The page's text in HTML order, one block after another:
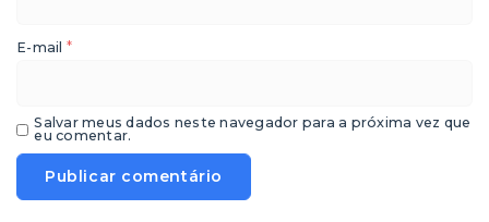
E-mail *
Salvar meus dados neste navegador para a próxima vez que
eu comentar.